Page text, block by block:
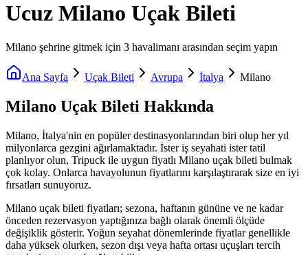
Ucuz Milano Uçak Bileti
Milano şehrine gitmek için 3 havalimanı arasından seçim yapın
Ana Sayfa Uçak Bileti Avrupa İtalya Milano
Milano Uçak Bileti Hakkında
Milano, İtalya'nin en popüler destinasyonlarından biri olup her yıl
milyonlarca gezgini ağırlamaktadır. İster iş seyahati ister tatil
planlıyor olun, Tripuck ile uygun fiyatlı Milano uçak bileti bulmak
çok kolay. Onlarca havayolunun fiyatlarını karşılaştırarak size en iyi
fırsatları sunuyoruz.
Milano uçak bileti fiyatları; sezona, haftanın gününe ve ne kadar
önceden rezervasyon yaptığınıza bağlı olarak önemli ölçüde
değişiklik gösterir. Yoğun seyahat dönemlerinde fiyatlar genellikle
daha yüksek olurken, sezon dışı veya hafta ortası uçuşları tercih